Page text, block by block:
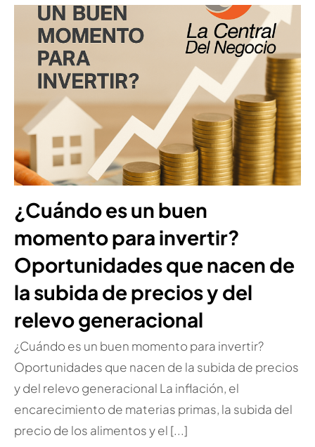
¿Cuándo es un buen
momento para invertir?
Oportunidades que nacen de
la subida de precios y del
relevo generacional
¿Cuándo es un buen momento para invertir?
Oportunidades que nacen de la subida de precios
y del relevo generacional La inflación, el
encarecimiento de materias primas, la subida del
precio de los alimentos y el [...]